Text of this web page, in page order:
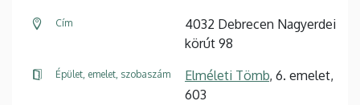
Cím
4032 Debrecen Nagyerdei
körút 98
Épület, emelet, szobaszám Elméleti Tömb, 6. emelet,
603